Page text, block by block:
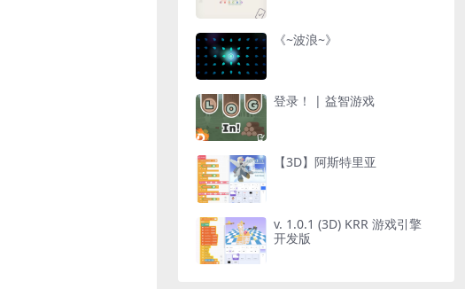
《~波浪~》
登录！ | 益智游戏
【3D】阿斯特里亚
v. 1.0.1 (3D) KRR 游戏引擎
开发版